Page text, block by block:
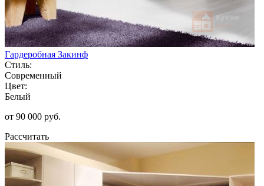
Гардеробная Закинф
Стиль:
Современный
Цвет:
Белый
от 90 000 руб.
Рассчитать